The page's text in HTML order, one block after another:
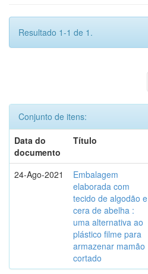
Resultado 1-1 de 1.
Conjunto de itens:
Data do
documento
Título
24-Ago-2021
Embalagem
elaborada com
tecido de algodão e
cera de abelha :
uma alternativa ao
plástico filme para
armazenar mamão
cortado